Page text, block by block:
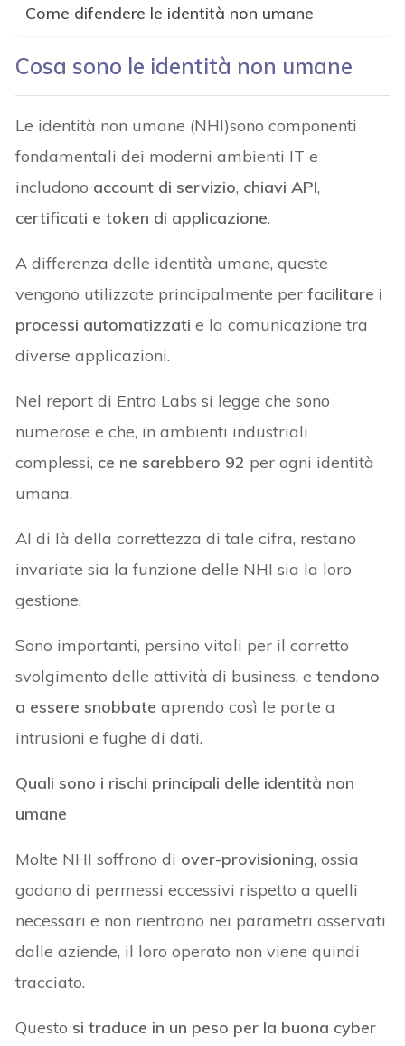
Come difendere le identità non umane
Cosa sono le identità non umane
Le identità non umane (NHI)sono componenti
fondamentali dei moderni ambienti IT e
includono account di servizio, chiavi API,
certificati e token di applicazione.
A differenza delle identità umane, queste
vengono utilizzate principalmente perfacilitare i
processi automatizzati e la comunicazione tra
diverse applicazioni.
Nel report di Entro Labs si legge che sono
numerose e che, in ambienti industriali
complessi, ce ne sarebbero 92 per ogni identità
umana.
Al di là della correttezza di tale cifra, restano
invariate sia la funzione delle NHI sia la loro
gestione.
Sono importanti, persino vitali per il corretto
svolgimento delle attività di business, etendono
a essere snobbate aprendo così le porte a
intrusioni e fughe di dati.
Quali sono i rischi principali delle identità non
umane
Molte NHI soffrono di over-provisioning, ossia
godono di permessi eccessivi rispetto a quelli
necessari e non rientrano nei parametri osservati
dalle aziende, il loro operato non viene quindi
tracciato.
Questo si traduce in un peso per la buona cyber